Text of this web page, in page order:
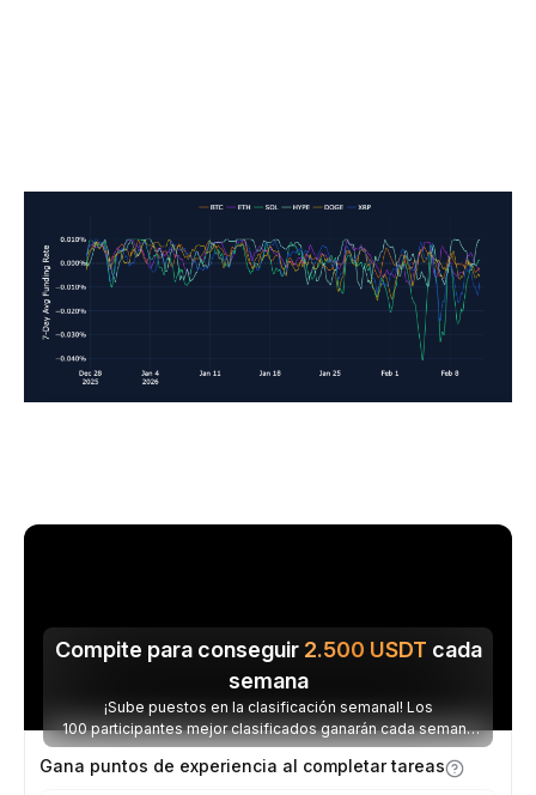
Compite para conseguir 2.500 USDT cada
semana
¡Sube puestos en la clasificación semanal! Los
100 participantes mejor clasificados ganarán cada semana
parte de los 2.500 USDT disponibles.
Gana puntos de experiencia al completar tareas